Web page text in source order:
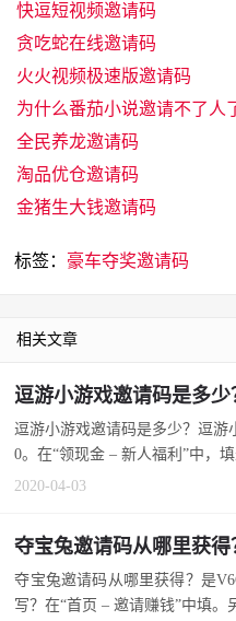
快逗短视频邀请码
贪吃蛇在线邀请码
火火视频极速版邀请码
为什么番茄小说邀请不了人
全民养龙邀请码
淘品优仓邀请码
金猪生大钱邀请码
标签： 豪车夺奖邀请码
相关文章
逗游小游戏邀请码是多少？逗游
0。在“领现金 – 新人福利”中，
2020-04-03
夺宝兔邀请码从哪里获得
夺宝兔邀请码从哪里获得？是
写？在“首页 – 邀请赚钱”中填